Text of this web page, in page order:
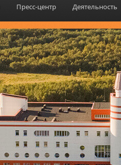
Пресс-центр Деятельность